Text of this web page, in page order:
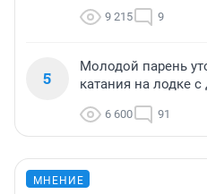
9 215 9
5
Молодой парень
катания на лодке
6 600 91
МНЕНИЕ